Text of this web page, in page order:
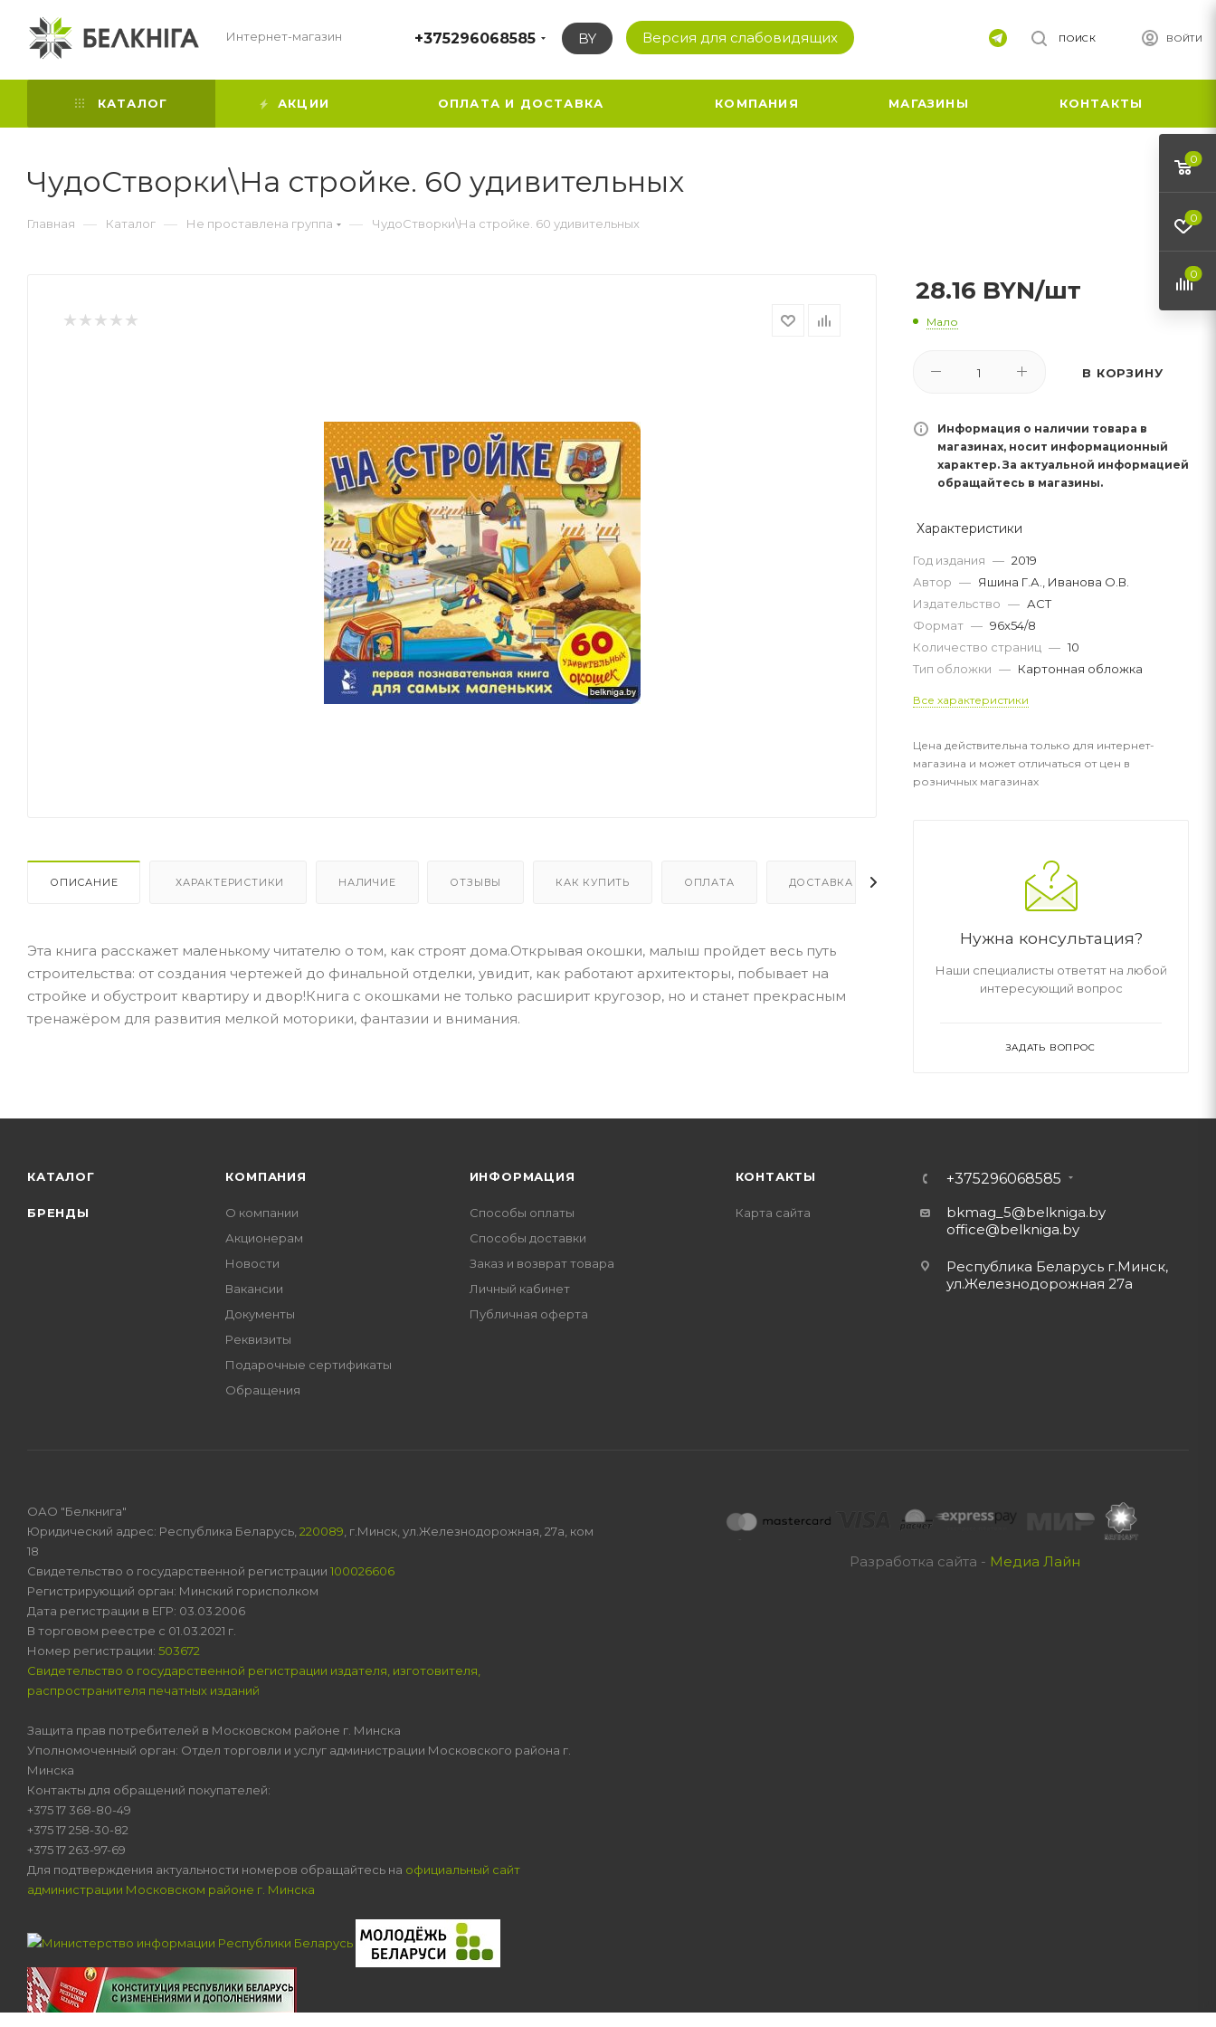
Интернет-магазин +375296068585 BY Версия для слабовидящих ВОЙТИ
ПОИСК
КАТАЛОГ АКЦИИ ОПЛАТА И ДОСТАВКА КОМПАНИЯ МАГАЗИНЫ КОНТАКТЫ
ЧудоСтворки\На стройке. 60 удивительных
Главная — Каталог — Не проставлена группа — ЧудоСтворки\На стройке. 60 удивительных
ОПИСАНИЕ ХАРАКТЕРИСТИКИ НАЛИЧИЕ ОТЗЫВЫ КАК КУПИТЬ ОПЛАТА ДОСТАВКА
Эта книга расскажет маленькому читателю о том, как строят дома.Открывая окошки, малыш пройдет весь путь
строительства: от создания чертежей до финальной отделки, увидит, как работают архитекторы, побывает на
стройке и обустроит квартиру и двор!Книга с окошками не только расширит кругозор, но и станет прекрасным
тренажёром для развития мелкой моторики, фантазии и внимания.
28.16 BYN/шт
Мало
В КОРЗИНУ
Информация о наличии товара в
магазинах, носит информационный
характер. За актуальной информацией
обращайтесь в магазины.
Характеристики
Год издания — 2019
Автор — Яшина Г.А., Иванова О.В.
Издательство — АСТ
Формат — 96x54/8
Количество страниц — 10
Тип обложки — Картонная обложка
Все характеристики
Цена действительна только для интернет-
магазина и может отличаться от цен в
розничных магазинах
Нужна консультация?
Наши специалисты ответят на любой
интересующий вопрос
ЗАДАТЬ ВОПРОС
КАТАЛОГ
БРЕНДЫ
КОМПАНИЯ
О компании
Акционерам
Новости
Вакансии
Документы
Реквизиты
Подарочные сертификаты
Обращения
ИНФОРМАЦИЯ
Способы оплаты
Способы доставки
Заказ и возврат товара
Личный кабинет
Публичная оферта
КОНТАКТЫ
Карта сайта
+375296068585
bkmag_5@belkniga.by
office@belkniga.by
Республика Беларусь г.Минск,
ул.Железнодорожная 27а
Разработка сайта - Медиа Лайн
ОАО "Белкнига"
Юридический адрес: Республика Беларусь, 220089 , г.Минск, ул.Железнодорожная, 27а, ком
18
Свидетельство о государственной регистрации 100026606
Регистрирующий орган: Минский горисполком
Дата регистрации в ЕГР: 03.03.2006
В торговом реестре с 01.03.2021 г.
Номер регистрации: 503672
Свидетельство о государственной регистрации издателя, изготовителя,
распространителя печатных изданий
Защита прав потребителей в Московском районе г. Минска
Уполномоченный орган: Отдел торговли и услуг администрации Московского района г.
Минска
Контакты для обращений покупателей:
+375 17 368-80-49
+375 17 258-30-82
+375 17 263-97-69
Для подтверждения актуальности номеров обращайтесь на официальный сайт
администрации Московском районе г. Минска
0
0
0